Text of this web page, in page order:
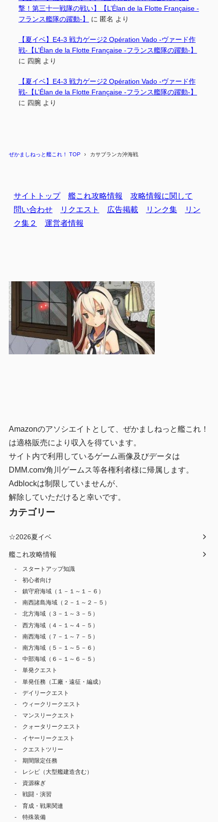
撃！第三十一戦隊の戦い】【L’Élan de la Flotte Française -
フランス艦隊の躍動-】
に 匿名 より
【夏イベ】E4-3 戦力ゲージ2 Opération Vado -ヴァード作
戦-【L’Élan de la Flotte Française -フランス艦隊の躍動-】
に 四腕より
【夏イベ】E4-3 戦力ゲージ2 Opération Vado -ヴァード作
戦-【L’Élan de la Flotte Française -フランス艦隊の躍動-】
に 四腕より
ぜかましねっと艦これ！ TOP カサブランカ沖海戦
サイトトップ 艦これ攻略情報
攻略情報に関して
問い合わせ
リクエスト 広告掲載 リンク集
リン
ク集２
運営者情報
Amazonのアソシエイトとして、ぜかましねっと艦これ！
は適格販売により収入を得ています。
サイト内で利用しているゲーム画像及びデータは
DMM.com/角川ゲームス等各権利者様に帰属します。
Adblockは制限していませんが、
解除していただけると幸いです。
カテゴリー
☆2026夏イベ
艦これ攻略情報
スタートアップ知識
初心者向け
鎮守府海域（１－１～１－６）
南西諸島海域（２－１～２－５）
北方海域（３－１～３－５）
西方海域（４－１～４－５）
南西海域（７－１～７－５）
南方海域（５－１～５－６）
中部海域（６－１～６－５）
単発クエスト
単発任務（工廠・遠征・編成）
デイリークエスト
ウィークリークエスト
マンスリークエスト
クォータリークエスト
イヤーリークエスト
クエストツリー
期間限定任務
レシピ（大型艦建造含む）
資源稼ぎ
戦闘・演習
育成・戦果関連
特殊装備